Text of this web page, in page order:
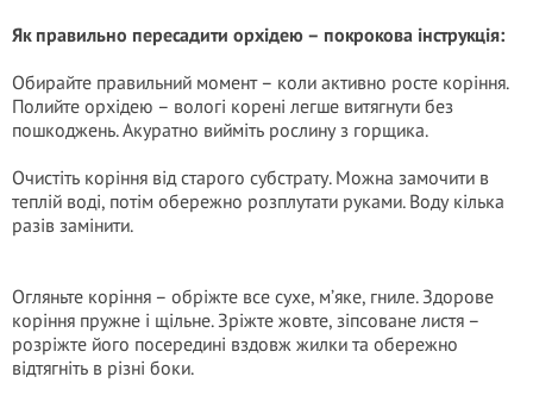
Як правильно пересадити орхідею – покрокова інструкція:
Обирайте правильний момент – коли активно росте коріння.
Полийте орхідею – вологі корені легше витягнути без
пошкоджень. Акуратно вийміть рослину з горщика.
Очистіть коріння від старого субстрату. Можна замочити в
теплій воді, потім обережно розплутати руками. Воду кілька
разів замінити.
Огляньте коріння – обріжте все сухе, м’яке, гниле. Здорове
коріння пружне і щільне. Зріжте жовте, зіпсоване листя –
розріжте його посередині вздовж жилки та обережно
відтягніть в різні боки.